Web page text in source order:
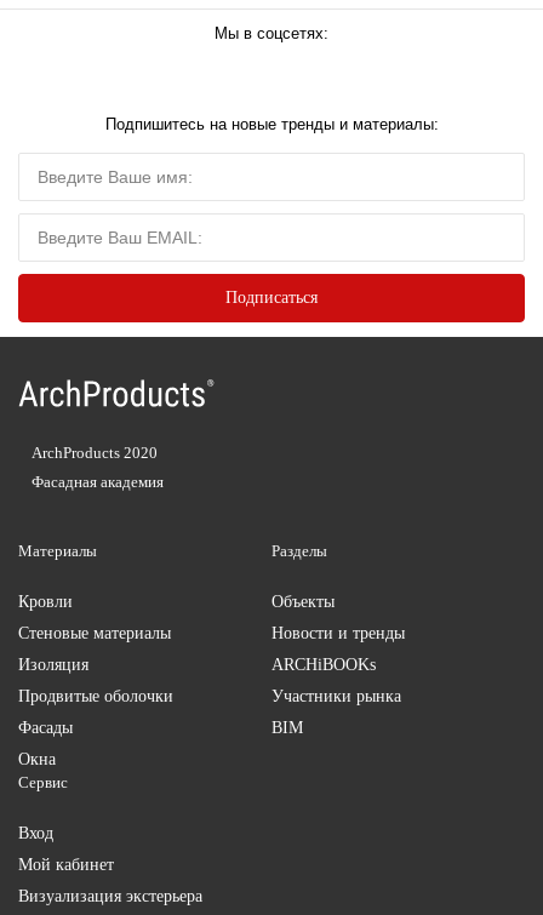
Мы в соцсетях:
Подпишитесь на новые тренды и материалы:
Материалы
Кровли
Стеновые материалы
Изоляция
Продвитые оболочки
Фасады
Окна
Разделы
Объекты
Новости и тренды
ARCHiBOOKs
Участники рынка
BIM
Сервис
Вход
Мой кабинет
Визуализация экстерьера
ArchProducts 2020
Фасадная академия